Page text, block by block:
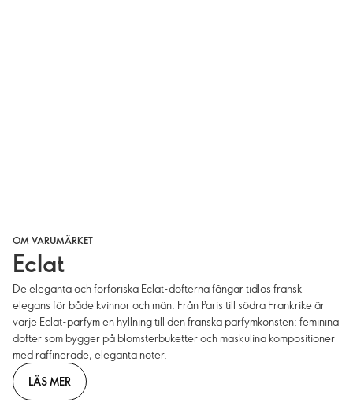
OM VARUMÄRKET
Eclat
De eleganta och förföriska Eclat-dofterna fångar tidlös fransk
elegans för både kvinnor och män. Från Paris till södra Frankrike är
varje Eclat-parfym en hyllning till den franska parfymkonsten: feminina
dofter som bygger på blomsterbuketter och maskulina kompositioner
med raffinerade, eleganta noter.
LÄS MER